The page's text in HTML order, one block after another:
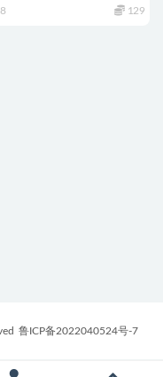
129
鲁ICP备2022040524号-7